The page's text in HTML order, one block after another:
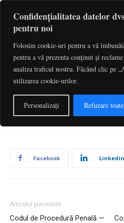
Confidențialitatea datelor
pentru noi
Folosim cookie-uri pentru a vă
pentru a vă prezenta conținut și
analiza traficul nostru. Făcând clic pe
utilizarea cookie-urilor.
Personalizați Refuzare toate
Codul de
Art. 598
De către Redactia iulie 1, 2026
Facebook Linkedin
Articolul precedent
Codul de Procedură Penală —